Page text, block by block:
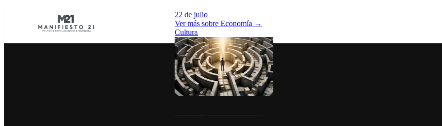
22 de julio
Ver más sobreEconomía →
Cultura